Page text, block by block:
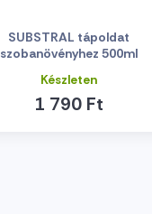
SUBSTRAL tápoldat
szobanövényhez 500ml
Készleten
1 790 Ft